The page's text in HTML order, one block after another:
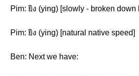
Pim: ยิง (ying) [slowly - broken down
Pim: ยิง (ying) [natural native speed]
Ben: Next we have: